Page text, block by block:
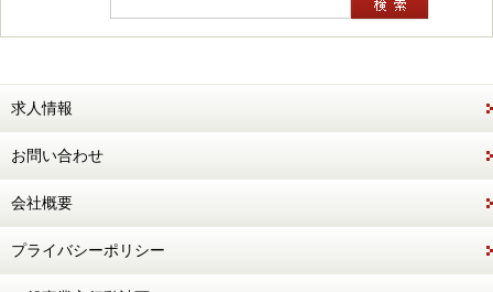
求人情報
お問い合わせ
会社概要
プライバシーポリシー